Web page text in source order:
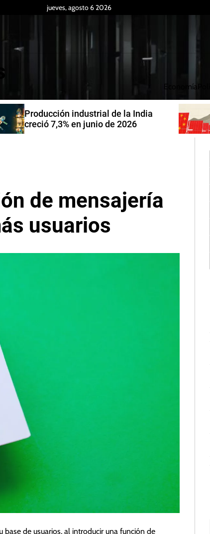
jueves, agosto 6 2026
Economía
Producción industrial de la India
creció 7,3% en junio de 2026
de mensajería
usuarios
base de usuarios, al introducir una función de